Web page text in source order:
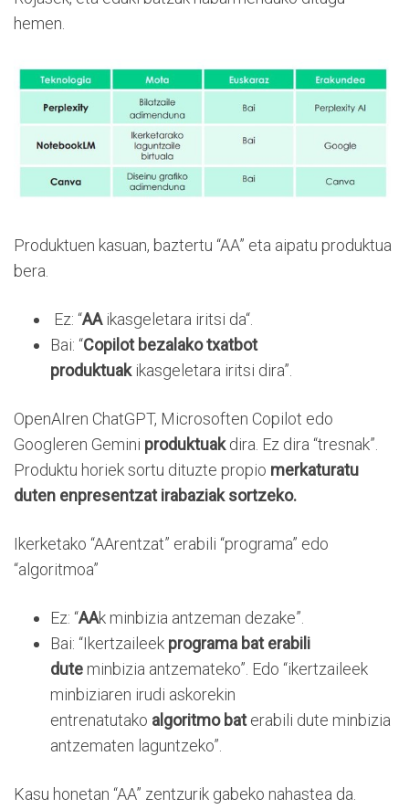
hemen.
Produktuen kasuan, baztertu “AA” eta aipatu produktua
bera.
Ez: “AAikasgeletara iritsi da“.
Bai: “Copilot bezalako txatbot
produktuakikasgeletara iritsi dira”.
OpenAIren ChatGPT, Microsoften Copilot edo
Googleren Gemini produktuakdira. Ez dira “tresnak”.
Produktu horiek sortu dituzte propio merkaturatu
duten enpresentzat irabaziak sortzeko.
Ikerketako “AArentzat” erabili “programa” edo
“algoritmoa”
Ez: “AAk minbizia antzeman dezake”.
Bai: “Ikertzaileek programa bat erabili
dute minbizia antzemateko”. Edo “ikertzaileek
minbiziaren irudi askorekin
entrenatutako algoritmo baterabili dute minbizia
antzematen laguntzeko”.
Kasu honetan “AA” zentzurik gabeko nahastea da.